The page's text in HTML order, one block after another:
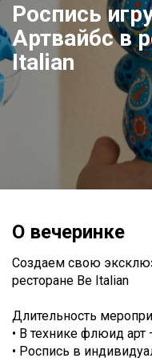
Роспись
Артвайбс в
Italian
О вечеринке
Создаем свою
ресторане Be Italian
Длительность
• В технике флюид
• Роспись в